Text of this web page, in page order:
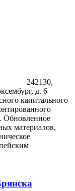
242130,
д. 6
капитального
Обновленное
материалов,